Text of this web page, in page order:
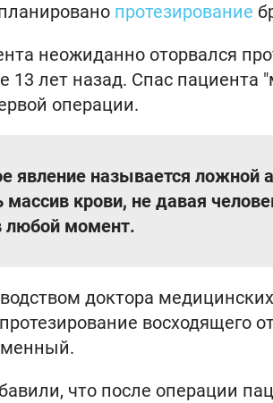
протезирование
неожиданно оторвался
13 лет назад. Спас пациента
операции.
явление называется ложной
крови, не давая
любой момент.
доктора
восходящего
что после операции